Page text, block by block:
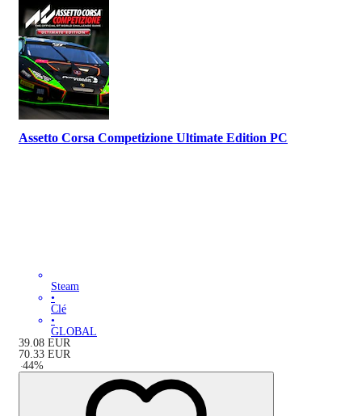
Assetto Corsa Competizione Ultimate Edition PC
Steam
•
Clé
•
GLOBAL
39.08 EUR
70.33 EUR
-44%